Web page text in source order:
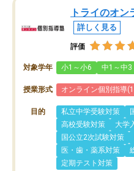
トライのオ
詳しく見る
評価
対象学年 小1～小6 中1～中3
授業形式 オンライン個別指導
目的 私立中学受験対策
高校受験対策
大学
国公立2次試験対策
医・歯・薬系対策
定期テスト対策